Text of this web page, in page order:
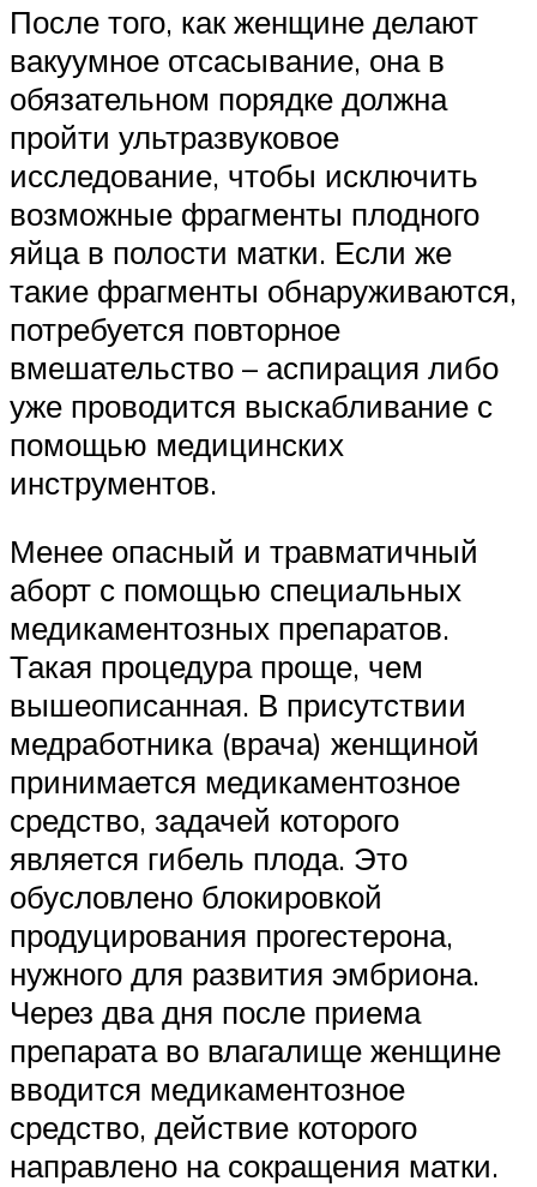
После того, как женщине делают
вакуумное отсасывание, она в
обязательном порядке должна
пройти ультразвуковое
исследование, чтобы исключить
возможные фрагменты плодного
яйца в полости матки. Если же
такие фрагменты обнаруживаются,
потребуется повторное
вмешательство – аспирация либо
уже проводится выскабливание с
помощью медицинских
инструментов.
Менее опасный и травматичный
аборт с помощью специальных
медикаментозных препаратов.
Такая процедура проще, чем
вышеописанная. В присутствии
медработника (врача) женщиной
принимается медикаментозное
средство, задачей которого
является гибель плода. Это
обусловлено блокировкой
продуцирования прогестерона,
нужного для развития эмбриона.
Через два дня после приема
препарата во влагалище женщине
вводится медикаментозное
средство, действие которого
направлено на сокращения матки.